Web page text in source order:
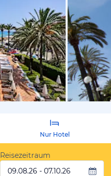
vom
Nur Hotel
Reisezeitraum
09.08.26 - 07.10.26